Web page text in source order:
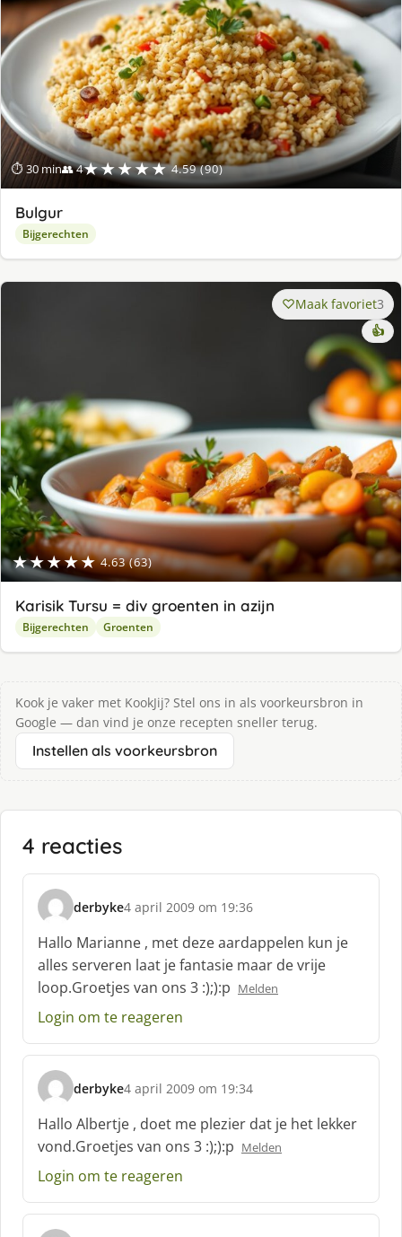
⏱ 30 min👥 4★★★★★ 4.59 (90)
Bulgur
Bijgerechten
★★★★★ 4.63 (63)
Maak favoriet3
👍
Karisik Tursu = div groenten in azijn
Bijgerechten Groenten
Kook je vaker met KookJij? Stel ons in als voorkeursbron in
Google — dan vind je onze recepten sneller terug.
Instellen als voorkeursbron
4 reacties
derbyke
s
c
h
r
e
e
:
4 april 2009 om 19:36
Hallo Marianne , met deze aardappelen kun je
alles serveren laat je fantasie maar de vrije
loop.Groetjes van ons 3 :);):p Melden
Login om te reageren
derbyke
s
c
h
r
e
f
4 april 2009 om 19:34
Hallo Albertje , doet me plezier dat je het lekker
vond.Groetjes van ons 3 :);):p Melden
Login om te reageren